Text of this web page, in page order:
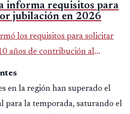
informa requisitos para
jubilación en 2026
los requisitos para solicitar
años de contribución al
en la región han superado el
para la temporada, saturando el